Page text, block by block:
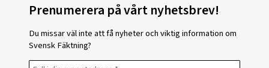
Prenumerera på vårt nyhetsbrev!
Du missar väl inte att få nyheter och viktig information om
Svensk Fäktning?